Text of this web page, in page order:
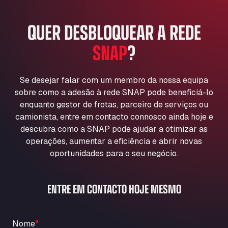
Wayside, PE28 0UA
A19 Northbound Services (Exelby)
A19 Services North (Ron Perry)
A19 Services North, TS27 3HH
A19 Services South (Ron Perry)
A19 Services South, TS27 3HH
A19 Southbound Services (Exelby)
Ingleby Arncliffe, DL6 3LG
A20 Truckstop
QUER DESBLOQUEAR A REDE
SNAP?
Se desejar falar com um membro da nossa equipa
sobre como a adesão à rede SNAP pode beneficiá-lo
enquanto gestor de frotas, parceiro de serviços ou
camionista, entre em contacto connosco ainda hoje e
descubra como a SNAP pode ajudar a otimizar as
operações, aumentar a eficiência e abrir novas
oportunidades para o seu negócio.
ENTRE EM CONTACTO HOJE MESMO
Nome*